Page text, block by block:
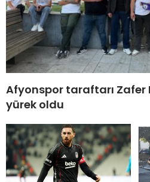
Afyonspor taraftarı Zafer
yürek oldu